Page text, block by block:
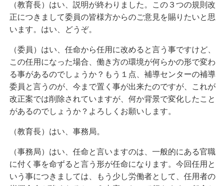
（教育長）はい、説明が終わりました。この３つの規則改
正につきまして委員の皆様方からのご意見を賜りたいと思
います。はい、どうぞ。
（委員）はい、任命から任用に改めると言う事ですけど、
この任用になった場合、働き方の環境が何らかの形で変わ
る事があるのでしょうか？もう１点、補導センターの補導
委員と言うのが、今まで置く事が出来たのですが、これが
改正案では削除されていますが、何か背景で変化したこと
があるのでしょうか？よろしくお願いします。
（教育長）はい、事務局。
（事務局）はい、任命と言いますのは、一般的にある官職
に付く事を命ずると言う形が任命になります。今回任用と
いう事につきましては、もう少し労働者として、任用者の